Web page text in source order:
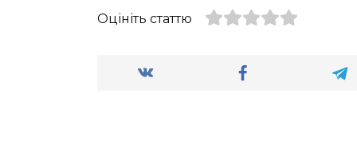
Оцініть статтю